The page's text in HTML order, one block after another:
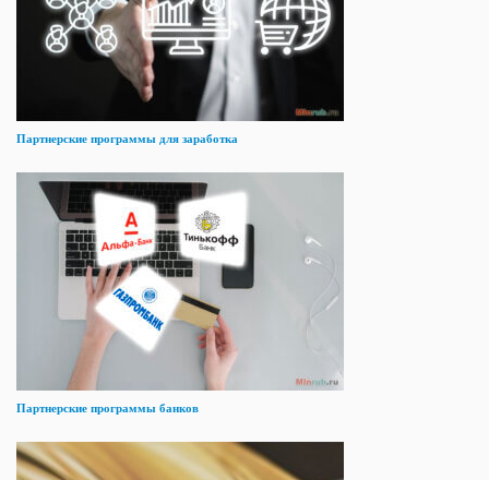
Партнерские программы для заработка
Партнерские программы банков